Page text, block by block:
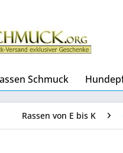
Schmuck
Rassen von E bis K